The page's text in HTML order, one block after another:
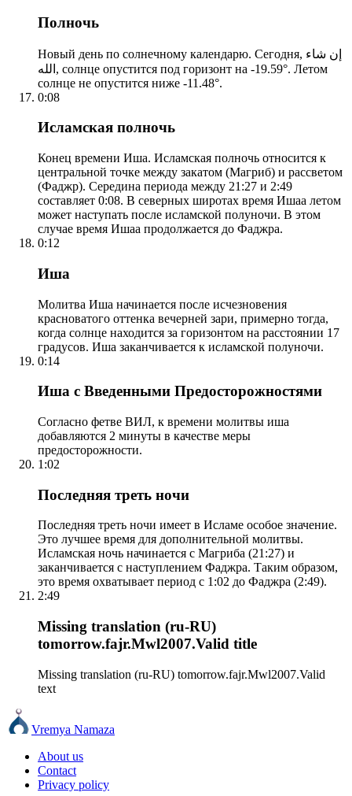
Полночь
Новый день по солнечному календарю. Сегодня, إن شاء
الله, солнце опустится под горизонт на -19.59°. Летом
солнце не опустится ниже -11.48°.
0:08
Исламская полночь
Конец времени Иша. Исламская полночь относится к
центральной точке между закатом (Магриб) и рассветом
(Фаджр). Середина периода между 21:27 и 2:49
составляет 0:08. В северных широтах время Ишаа летом
может наступать после исламской полуночи. В этом
случае время Ишаа продолжается до Фаджра.
0:12
Иша
Молитва Иша начинается после исчезновения
красноватого оттенка вечерней зари, примерно тогда,
когда солнце находится за горизонтом на расстоянии 17
градусов. Иша заканчивается к исламской полуночи.
0:14
Иша с Введенными Предосторожностями
Согласно фетве ВИЛ, к времени молитвы иша
добавляются 2 минуты в качестве меры
предосторожности.
1:02
Последняя треть ночи
Последняя треть ночи имеет в Исламе особое значение.
Это лучшее время для дополнительной молитвы.
Исламская ночь начинается с Магриба (21:27) и
заканчивается с наступлением Фаджра. Таким образом,
это время охватывает период с 1:02 до Фаджра (2:49).
2:49
Missing translation (ru-RU)
tomorrow.fajr.Mwl2007.Valid title
Missing translation (ru-RU) tomorrow.fajr.Mwl2007.Valid
text
Vremya Namaza
About us
Contact
Privacy policy